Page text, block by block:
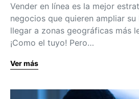
Vender en línea es la mejor
negocios que quieren ampliar su
llegar a zonas geográficas más
¡Como el tuyo! Pero…
Ver más